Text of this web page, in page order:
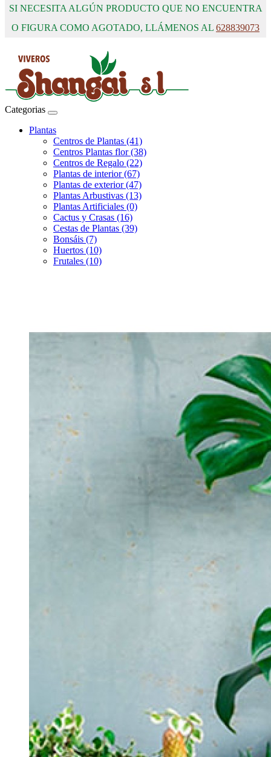
SI NECESITA ALGÚN PRODUCTO QUE NO ENCUENTRA
O FIGURA COMO AGOTADO, LLÁMENOS AL 628839073
Categorias
Plantas
Centros de Plantas (41)
Centros Plantas flor (38)
Centros de Regalo (22)
Plantas de interior (67)
Plantas de exterior (47)
Plantas Arbustivas (13)
Plantas Artificiales (0)
Cactus y Crasas (16)
Cestas de Plantas (39)
Bonsáis (7)
Huertos (10)
Frutales (10)